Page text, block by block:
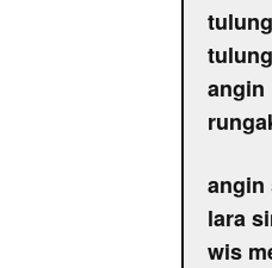
angin
angin
lara
wis